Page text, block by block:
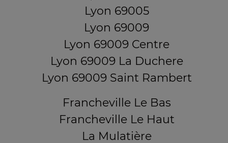
Lyon 69005
Lyon 69009
Lyon 69009 Centre
Lyon 69009 La Duchere
Lyon 69009 Saint Rambert
Francheville Le Bas
Francheville Le Haut
La Mulatière